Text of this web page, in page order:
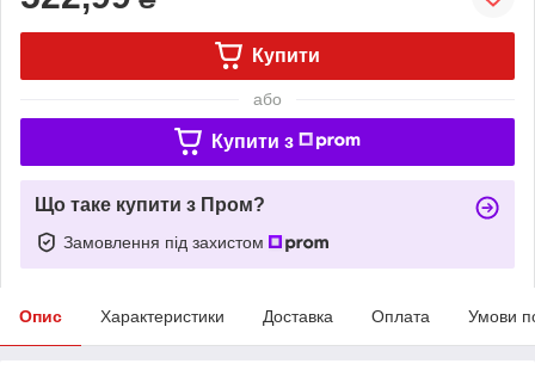
Купити
або
Купити з
Що таке купити з Пром?
Замовлення під захистом
Опис Характеристики Доставка Оплата Умови